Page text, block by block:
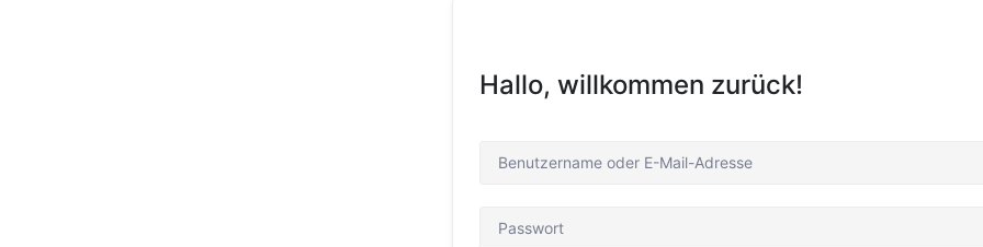
Hallo, willkommen zurück!